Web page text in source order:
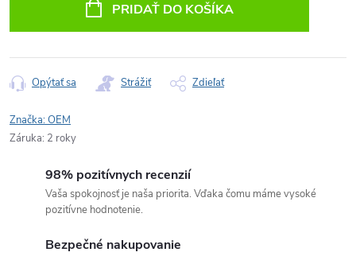
PRIDAŤ DO KOŠÍKA
Opýtať sa Strážiť Zdieľať
Značka:OEM
Záruka: 2 roky
98% pozitívnych recenzií
Vaša spokojnosť je naša priorita. Vďaka čomu máme vysoké
pozitívne hodnotenie.
Bezpečné nakupovanie